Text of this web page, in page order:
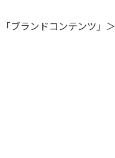
ブランドコンテンツ」＞